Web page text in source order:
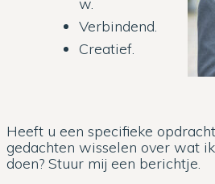
Verbindend.
Creatief.
Heeft u een specifieke
gedachten wisselen over wat
doen? Stuur mij een berichtje.